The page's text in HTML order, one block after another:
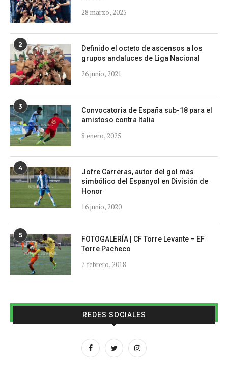
28 marzo, 2025
2
Definido el octeto de ascensos a los
grupos andaluces de Liga Nacional
26 junio, 2021
3
Convocatoria de España sub-18 para el
amistoso contra Italia
8 enero, 2025
4
Jofre Carreras, autor del gol más
simbólico del Espanyol en División de
Honor
16 junio, 2020
5
FOTOGALERÍA | CF Torre Levante – EF
Torre Pacheco
7 febrero, 2018
REDES SOCIALES